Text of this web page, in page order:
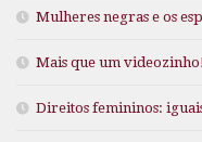
Mulheres negras e os
Mais que um videozinho!
Direitos femininos: